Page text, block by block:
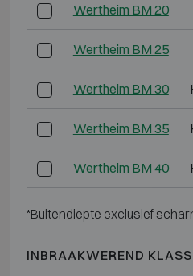
Wertheim BM 20
Wertheim BM 25
Wertheim BM 30
Wertheim BM 35
Wertheim BM 40
*Buitendiepte exclusief
INBRAAKWEREND